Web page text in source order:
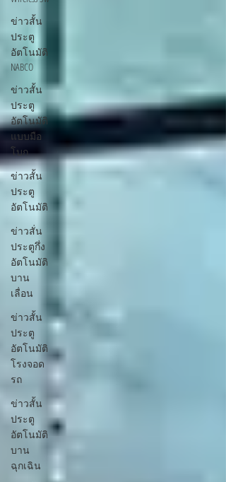
ข่าวสั้น
ประตู
อัตโนมัติ
NABCO
ข่าวสั้น
ประตู
อัตโนมัติ
แบบมือ
โบก
ข่าวสั้น
ประตู
อัตโนมัติ
ข่าวสั่น
ประตูกึ่ง
อัตโนมัติ
บาน
เลื่อน
ข่าวสั้น
ประตู
อัตโนมัติ
โรงจอด
รถ
ข่าวสั้น
ประตู
อัตโนมัติ
บาน
ฉุกเฉิน